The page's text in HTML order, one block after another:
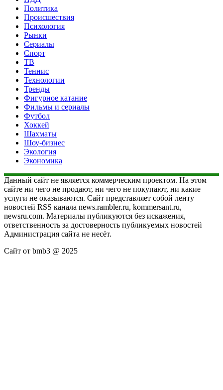
Политика
Происшествия
Психология
Рынки
Сериалы
Спорт
ТВ
Теннис
Технологии
Тренды
Фигурное катание
Фильмы и сериалы
Футбол
Хоккей
Шахматы
Шоу-бизнес
Экология
Экономика
Данный сайт не является коммерческим проектом. На этом
сайте ни чего не продают, ни чего не покупают, ни какие
услуги не оказываются. Сайт представляет собой ленту
новостей RSS канала news.rambler.ru, kommersant.ru,
newsru.com. Материалы публикуются без искажения,
ответственность за достоверность публикуемых новостей
Администрация сайта не несёт.
Сайт от bmb3 @ 2025